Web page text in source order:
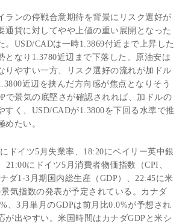
ランの停戦合意期待を背景にリスク選好が
通貨に対してやや上値の重い展開となった
。USD/CADは一時1.3869付近まで上昇した
となり1.3780近辺まで下落した。原油安は
りやすい一方、リスク選好の流れが加ドル
近辺を挟んだ方向感が焦点となりそう
で景気の底堅さが確認されれば、加ドルの
すく、USD/CADが1.3800を下回る水準で推
めたい。
ドイツ5月失業率、18:20にベイリー英中銀
21:00にドイツ5月消費者物価指数（CPI、
ダ1-3月期国内総生産（GDP）、22:45に米
気指数の発表が予定されている。カナダ
、3月単月のGDPは前月比0.0%が予想され
が出やすい。米国時間はカナダGDPと米シ